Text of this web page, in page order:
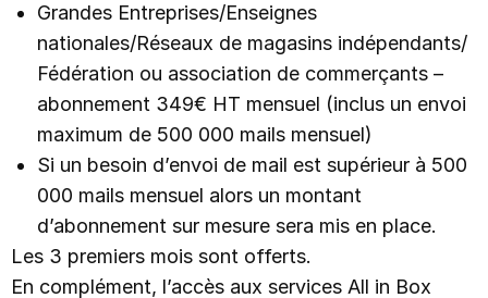
Grandes Entreprises/Enseignes
nationales/Réseaux de magasins indépendants/
Fédération ou association de commerçants –
abonnement 349€ HT mensuel (inclus un envoi
maximum de 500 000 mails mensuel)
Si un besoin d’envoi de mail est supérieur à 500
000 mails mensuel alors un montant
d’abonnement sur mesure sera mis en place.
Les 3 premiers mois sont offerts.
En complément, l’accès aux services All in Box